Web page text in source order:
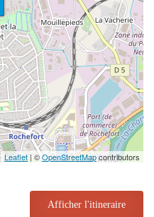
Leaflet| ©OpenStreetMapcontributors
Afficher l'itineraire